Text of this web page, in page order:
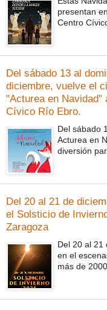
presentan
Centro
Del sábado 13 al
diciembre, vuelve el
"Acturea en Navidad"
Cívico Río Ebro.
Del sábado
Acturea en
diversión
Del 20 al 21 de
el Solsticio de
Zaragoza
Del 20 al 21
en el
más de